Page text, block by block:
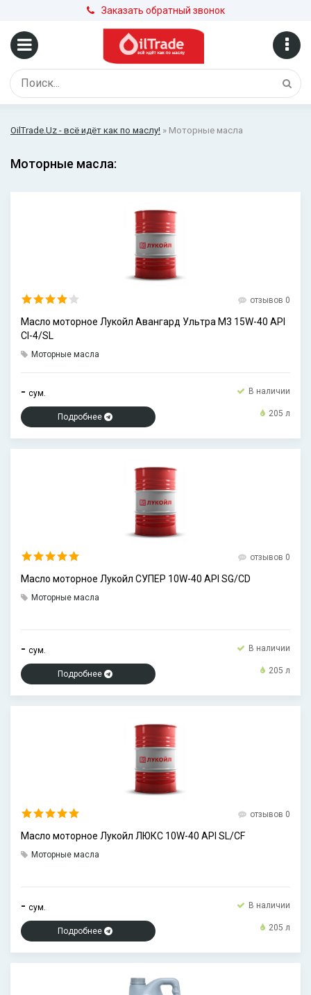
Заказать обратный звонок
OilTrade.Uz - всё идёт как по маслу! » Моторные масла
Моторные масла:
отзывов 0
Масло моторное Лукойл Авангард Ультра М3 15W-40 API
CI-4/SL
Моторные масла
- сум. В наличии
Подробнее 205 л
отзывов 0
Масло моторное Лукойл СУПЕР 10W-40 API SG/CD
Моторные масла
- сум. В наличии
Подробнее 205 л
отзывов 0
Масло моторное Лукойл ЛЮКС 10W-40 API SL/CF
Моторные масла
- сум. В наличии
Подробнее 205 л